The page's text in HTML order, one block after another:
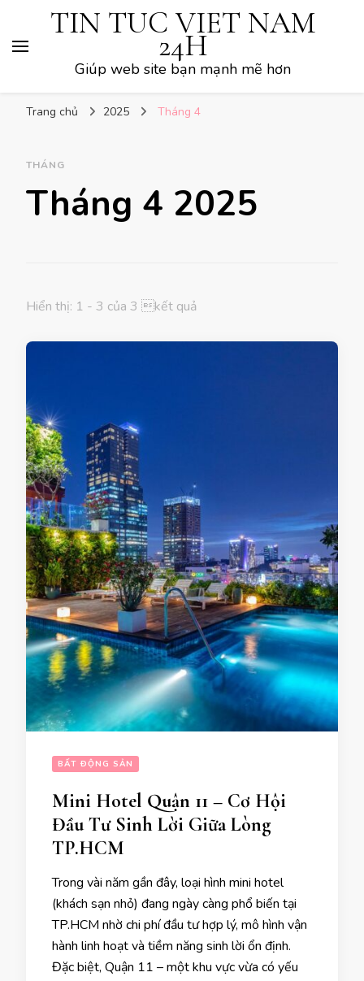
TIN TUC VIET NAM
24H
Giúp web site bạn mạnh mẽ hơn
Trang chủ 2025 Tháng 4
THÁNG
Tháng 4 2025
Hiển thị: 1 - 3 của 3 kết quả
BẤT ĐỘNG SẢN
Mini Hotel Quận 11 – Cơ Hội
Đầu Tư Sinh Lời Giữa Lòng
TP.HCM
Trong vài năm gần đây, loại hình mini hotel
(khách sạn nhỏ) đang ngày càng phổ biến tại
TP.HCM nhờ chi phí đầu tư hợp lý, mô hình vận
hành linh hoạt và tiềm năng sinh lời ổn định.
Đặc biệt, Quận 11 – một khu vực vừa có yếu